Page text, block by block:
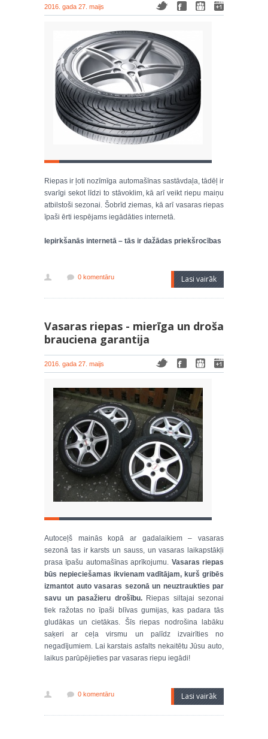
2016. gada 27. maijs
Riepas ir ļoti nozīmīga automašīnas sastāvdaļa, tādēļ ir
svarīgi sekot līdzi to stāvoklim, kā arī veikt riepu maiņu
atbilstoši sezonai. Šobrīd ziemas, kā arī vasaras riepas
īpaši ērti iespējams iegādāties internetā.
Iepirkšanās internetā – tās ir dažādas priekšrocības
0 komentāru Lasi vairāk
Vasaras riepas - mierīga un droša
brauciena garantija
2016. gada 27. maijs
Autoceļš mainās kopā ar gadalaikiem – vasaras
sezonā tas ir karsts un sauss, un vasaras laikapstākļi
prasa īpašu automašīnas aprīkojumu. Vasaras riepas
būs nepieciešamas ikvienam vadītājam, kurš gribēs
izmantot auto vasaras sezonā un neuztraukties par
savu un pasažieru drošību.Riepas siltajai sezonai
tiek ražotas no īpaši blīvas gumijas, kas padara tās
gludākas un cietākas. Šīs riepas nodrošina labāku
saķeri ar ceļa virsmu un palīdz izvairīties no
negadījumiem. Lai karstais asfalts nekaitētu Jūsu auto,
laikus parūpējieties par vasaras riepu iegādi!
0 komentāru Lasi vairāk